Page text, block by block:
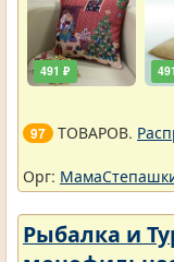
491 ₽
97 ТОВАРОВ.
Орг:
Рыбалка и